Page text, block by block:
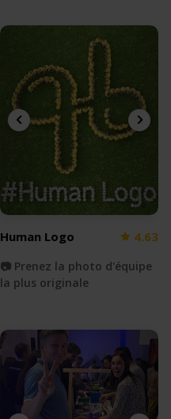
Human Logo 4.63
📷 Prenez la photo d'équipe
la plus originale